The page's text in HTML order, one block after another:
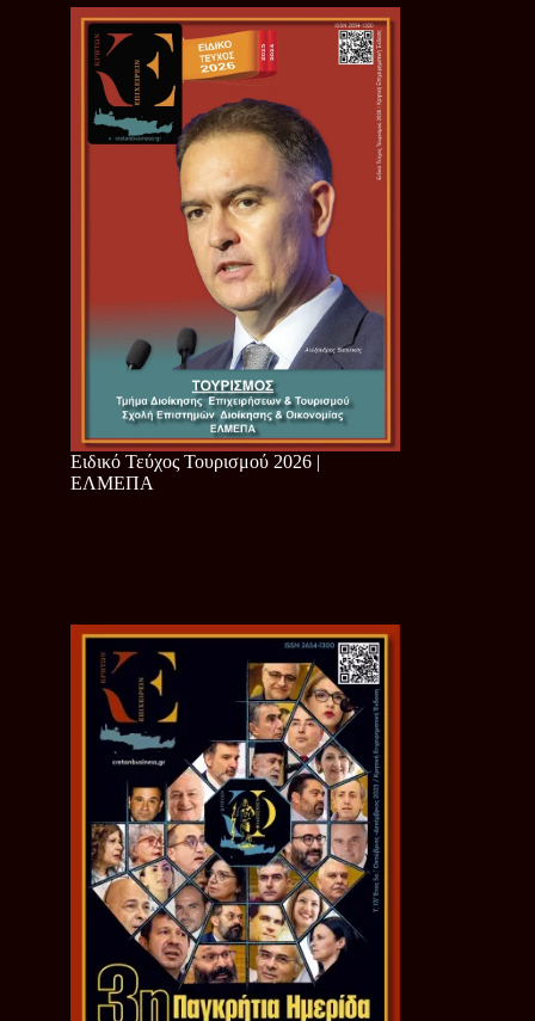
Ειδικό Τεύχος Τουρισμού 2026 |
ΕΛΜΕΠΑ